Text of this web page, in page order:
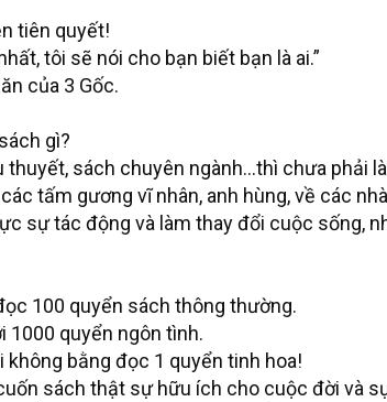
tiên quyết!
tôi sẽ nói cho bạn biết bạn là ai.”
của 3 Gốc.
gì?
sách chuyên ngành…thì chưa phải
tấm gương vĩ nhân, anh hùng, về các
sự tác động và làm thay đổi cuộc sống,
100 quyển sách thông thường.
quyển ngôn tình.
bằng đọc 1 quyển tinh hoa!
sách thật sự hữu ích cho cuộc đời và